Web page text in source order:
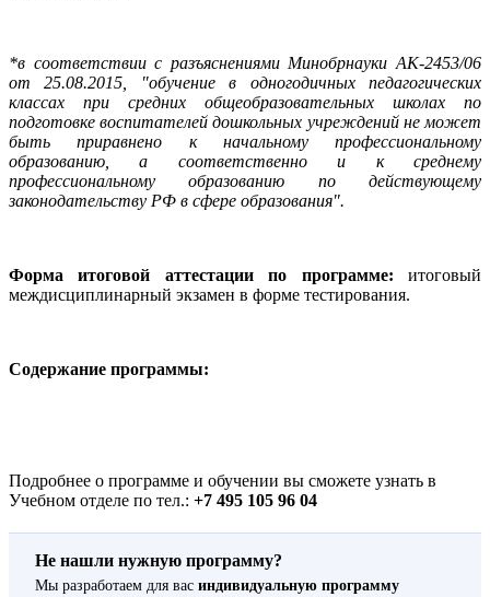
*в соответствии с разъяснениями Минобрнауки АК-2453/06
от 25.08.2015, "обучение в одногодичных педагогических
классах при средних общеобразовательных школах по
подготовке воспитателей дошкольных учреждений не может
быть приравнено к начальному профессиональному
образованию, а соответственно и к среднему
профессиональному образованию по действующему
законодательству РФ в сфере образования".
Форма итоговой аттестации по программе: итоговый
междисциплинарный экзамен в форме тестирования.
Содержание программы:
Подробнее о программе и обучении вы сможете узнать в
Учебном отделе по тел.: +7 495 105 96 04
Не нашли нужную программу?
Мы разработаем для вас индивидуальную программу